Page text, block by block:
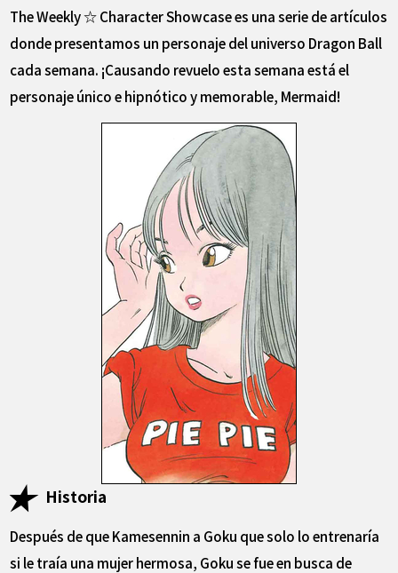
JP
EN FR DE ES
The Weekly ☆ Character Showcase es una serie de artículos
donde presentamos un personaje del universo Dragon Ball
cada semana. ¡Causando revuelo esta semana está el
personaje único e hipnótico y memorable, Mermaid!
Historia
Después de que Kamesennin a Goku que solo lo entrenaría
si le traía una mujer hermosa, Goku se fue en busca de